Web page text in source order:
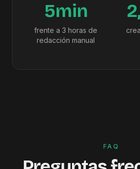
5min
frente a 3 horas de
redacción manual
FAQ